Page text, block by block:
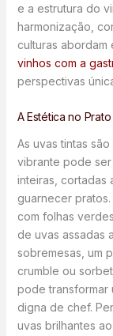
e a estrutura do
harmonização,
culturas
vinhos com a
perspectivas
A Estética no Prato
As uvas tintas
vibrante pode ser
inteiras, cortadas
guarnecer pratos.
com folhas
de uvas assadas
sobremesas, um
crumble ou
pode transformar
digna de chef.
uvas brilhantes